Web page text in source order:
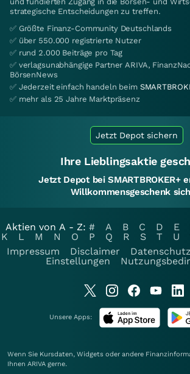
strategische Entscheidungen zu treffen.
✅ Größte Finanz-Community Deutschlands
✅ über 550.000 registrierte Nutzer
✅ rund 2.000 Beiträge pro Tag
✅ verlagsunabhängige Partner ARIVA,
BörsenNews
✅ Jederzeit einfach handeln beim
✅ mehr als 25 Jahre Marktpräsenz
Jetzt Depot sichern
Ihre Lieblingsaktie
Jetzt Depot bei SMARTBROKER+
Willkommensgeschenk
Aktien von A - Z: # A B C D E
K
L M N O P Q R S T U
Impressum
Disclaimer Datenschutz
Einstellungen
Unsere Apps:
Wenn Sie Kursdaten, Widgets oder andere
Ihnen ARIVA gerne.